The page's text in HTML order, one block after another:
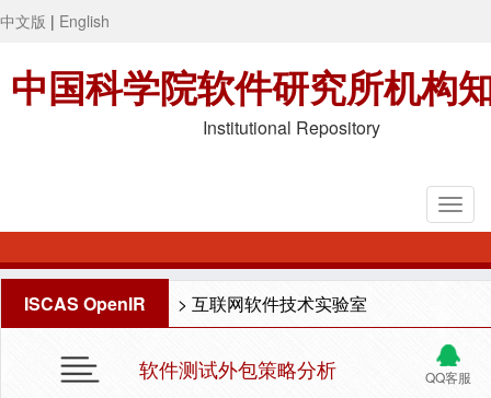
中文版 | English
中国科学院软件研究所机构
Institutional Repository
ISCAS OpenIR > 互联网软件技术实验室
QQ客服
软件测试外包策略分析